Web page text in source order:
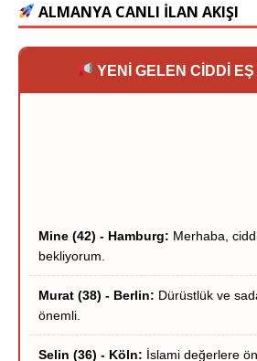
ALMANYA CANLI İLAN AKIŞI
YENİ GELEN CİDDİ EŞ
Murat (38) - Berlin:Dürüstlük ve
önemli.
Selin (36) - Köln:İslami değerlere
arıyorum.